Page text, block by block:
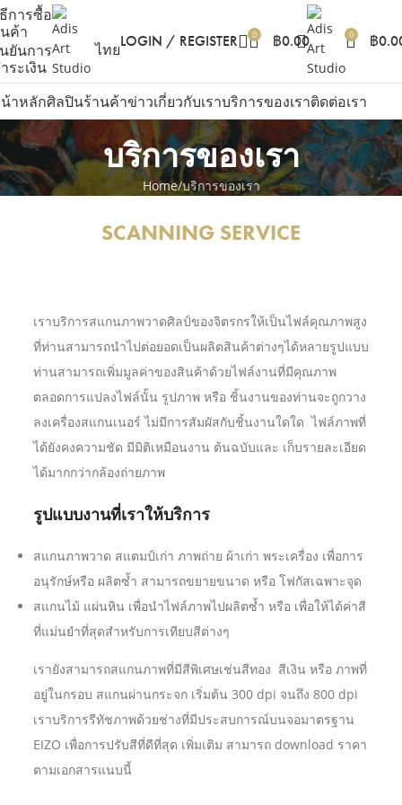
การซื้อ
ค้า
ยันการ
ระเงิน
ไทยLOGIN / REGISTER 0 ฿0.00 0 ฿
าหลักศิลปินร้านค้าข่าวเกี่ยวกับเราบริการของเราติดต่อเรา
บริการของเรา
Home บริการของเรา
SCANNING SERVICE
เราบริการสแกนภาพวาดศิลป์ของจิตรกรให้เป็นไฟล์คุณภาพสูง
ที่ท่านสามารถนำไปต่อยอดเป็นผลิตสินค้าต่างๆได้หลายรูปแบบ
ท่านสามารถเพิ่มมูลค่าของสินค้าด้วยไฟล์งานที่มีคุณภาพ
ตลอดการแปลงไฟล์นั้น รูปภาพ หรือ ชิ้นงานของท่านจะถูกวาง
ลงเครื่องสแกนเนอร์ ไม่มีการสัมผัสกับชิ้นงานใดใด ไฟล์ภาพที่
ได้ยังคงความชัด มีมิติเหมือนงาน ต้นฉบับและ เก็บรายละเอียด
ได้มากกว่ากล้องถ่ายภาพ
รูปแบบงานที่เราให้บริการ
สแกนภาพวาด สแตมป์เก่า ภาพถ่าย ผ้าเก่า พระเครื่อง เพื่อการ
อนุรักษ์หรือ ผลิตซ้ำ สามารถขยายขนาด หรือ โฟกัสเฉพาะจุด
สแกนไม้ แผ่นหิน เพื่อนำไฟล์ภาพไปผลิตซ้ำ หรือ เพื่อให้ได้ค่าสี
ที่แม่นยำที่สุดสำหรับการเทียบสีต่างๆ
เรายังสามารถสแกนภาพที่มีสีพิเศษเช่นสีทอง สีเงิน หรือ ภาพที่
อยู่ในกรอบ สแกนผ่านกระจก เริ่มต้น 300 dpi จนถึง 800 dpi
เราบริการรีทัชภาพด้วยช่างที่มีประสบการณ์บนจอมาตรฐาน
EIZO เพื่อการปรับสีที่ดีที่สุด เพิ่มเติม สามารถ download ราคา
ตามเอกสารแนบนี้